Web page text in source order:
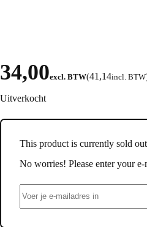
34,00excl. BTW(41,14incl. BTW
Uitverkocht
This product is currently sold
No worries! Please enter your